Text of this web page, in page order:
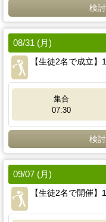
検
08/31 (月)
【生徒2名で成立
集合
07:30
検
09/07 (月)
【生徒2名で開催